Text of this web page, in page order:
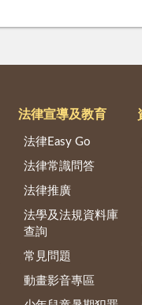
法律宣導及教育
法律Easy Go
法律常識問答
法律推廣
法學及法規資料庫
查詢
常見問題
動畫影音專區